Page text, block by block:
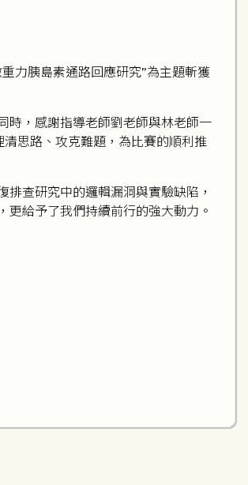
力胰島素通路回應研究”為主題斬獲
時，感謝指導老師劉老師與林老師一
思路、攻克難題，為比賽的順利推
查研究中的邏輯漏洞與實驗缺陷，
給予了我們持續前行的強大動力。